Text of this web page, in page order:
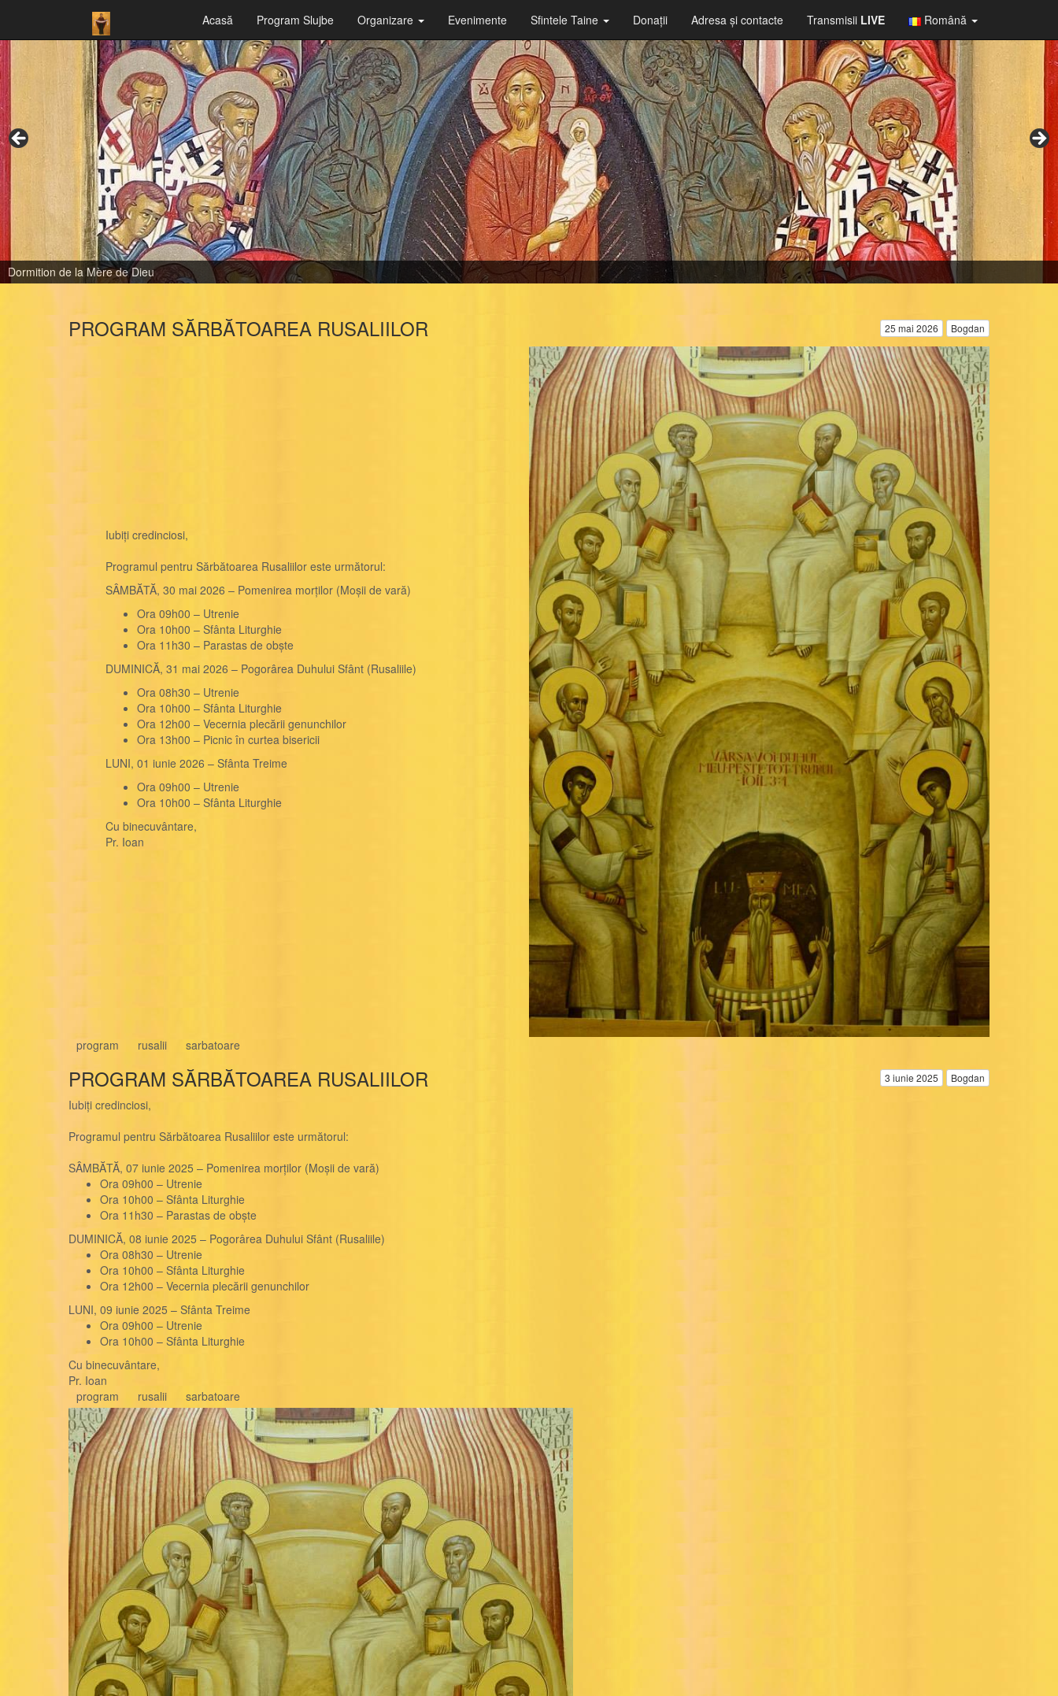
Acasă Program Slujbe Organizare Evenimente Sfintele Taine Donații Adresa şi contacte Transmisii LIVE Română
Dormition de la Mère de Dieu
25 mai 2026 Bogdan
PROGRAM SĂRBĂTOAREA RUSALIILOR
Iubiți credinciosi,
Programul pentru Sărbătoarea Rusaliilor este următorul:
SÂMBĂTĂ, 30 mai 2026 – Pomenirea morților (Moșii de vară)
Ora 09h00 – Utrenie
Ora 10h00 – Sfânta Liturghie
Ora 11h30 – Parastas de obște
DUMINICĂ, 31 mai 2026 – Pogorârea Duhului Sfânt (Rusaliile)
Ora 08h30 – Utrenie
Ora 10h00 – Sfânta Liturghie
Ora 12h00 – Vecernia plecării genunchilor
Ora 13h00 – Picnic în curtea bisericii
LUNI, 01 iunie 2026 – Sfânta Treime
Ora 09h00 – Utrenie
Ora 10h00 – Sfânta Liturghie
Cu binecuvântare,
Pr. Ioan
program rusalii sarbatoare
3 iunie 2025 Bogdan
PROGRAM SĂRBĂTOAREA RUSALIILOR
Iubiți credinciosi,
Programul pentru Sărbătoarea Rusaliilor este următorul:
SÂMBĂTĂ, 07 iunie 2025 – Pomenirea morților (Moșii de vară)
Ora 09h00 – Utrenie
Ora 10h00 – Sfânta Liturghie
Ora 11h30 – Parastas de obște
DUMINICĂ, 08 iunie 2025 – Pogorârea Duhului Sfânt (Rusaliile)
Ora 08h30 – Utrenie
Ora 10h00 – Sfânta Liturghie
Ora 12h00 – Vecernia plecării genunchilor
LUNI, 09 iunie 2025 – Sfânta Treime
Ora 09h00 – Utrenie
Ora 10h00 – Sfânta Liturghie
Cu binecuvântare,
Pr. Ioan
program
rusalii sarbatoare